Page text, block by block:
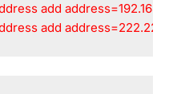
add
add